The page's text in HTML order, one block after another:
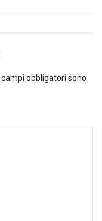
I campi obbligatori sono